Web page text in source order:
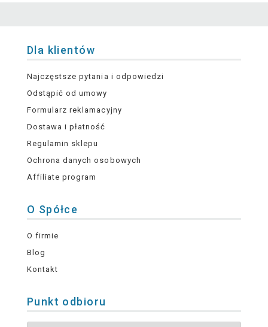
Dla klientów
Najczęstsze pytania i odpowiedzi
Odstąpić od umowy
Formularz reklamacyjny
Dostawa i płatność
Regulamin sklepu
Ochrona danych osobowych
Affiliate program
O Spółce
O firmie
Blog
Kontakt
Punkt odbioru